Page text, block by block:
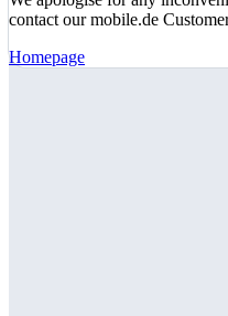
contact our mobile.de
Homepage